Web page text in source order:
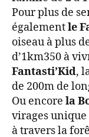
Pour plus de
égalementle
oiseau à plus
d’1km350 à
Fantasti’Kid,
de 200m de
Ou encore la
virages
à travers la